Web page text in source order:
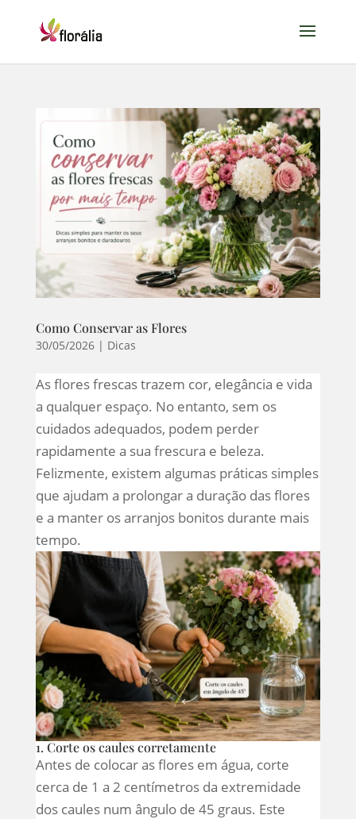
Como Conservar as Flores
30/05/2026| Dicas
As flores frescas trazem cor, elegância e vida
a qualquer espaço. No entanto, sem os
cuidados adequados, podem perder
rapidamente a sua frescura e beleza.
Felizmente, existem algumas práticas simples
que ajudam a prolongar a duração das flores
e a manter os arranjos bonitos durante mais
tempo.
1. Corte os caules corretamente
Antes de colocar as flores em água, corte
cerca de 1 a 2 centímetros da extremidade
dos caules num ângulo de 45 graus. Este